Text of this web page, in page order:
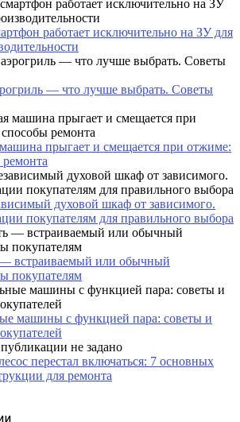
работает исключительно на ЗУ для
— что лучше выбрать. Советы
прыгает и смещается при отжиме:
духовой шкаф от зависимого.
покупателям для правильного выбора
встраиваемый или обычный
покупателям
машины с функцией пара: советы и
перестал включаться: 7 основных
для ремонта